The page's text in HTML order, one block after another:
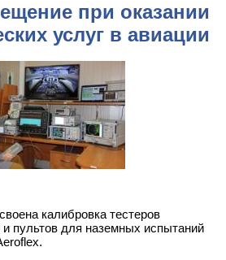
при оказании
услуг в авиации
калибровка тестеров
пультов для наземных испытаний